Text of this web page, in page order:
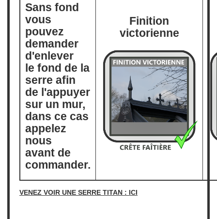
Sans fond
vous
pouvez
demander
d'enlever
le fond de la
serre afin
de l'appuyer
sur un mur,
dans ce cas
appelez
nous
avant de
commander.
Finition
victorienne
VENEZ VOIR UNE SERRE TITAN : ICI